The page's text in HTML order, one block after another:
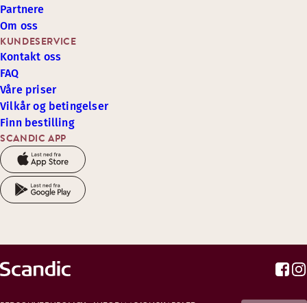
SCANDIC APP
KUNDESERVICE
Kontakt oss
FAQ
Våre priser
Vilkår og betingelser
Finn bestilling
Partnere
Om oss